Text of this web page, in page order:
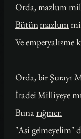
Orda,mazlum
Bütünmazlum
Veemperyalizme
Orda,birŞurayı
İradei Milliyeye
Bunarağmen
"Asi gelmeyelim"